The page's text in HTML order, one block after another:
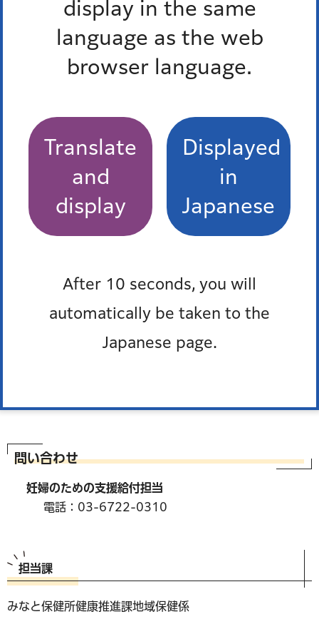
display in the same
language as the web
browser language.
Translate
and
display
Displayed
in
Japanese
After 10 seconds, you will
automatically be taken to the
Japanese page.
成長・発達のチェックや育児相談等を行います。
港区ホームページ
みなと保健所健康推進課地域保健係
電話：03-6400-0084
こんにちは赤ちゃん訪問
定等を行います。
赤ちゃん訪問を受けたら、妊婦支援給付金の申請を行いま
しょう。申請から2カ月程度で5万円相当の現金または電子
問い合わせ
妊婦のための支援給付担当
電話：03-6722-0310
担当課
みなと保健所健康推進課地域保健係